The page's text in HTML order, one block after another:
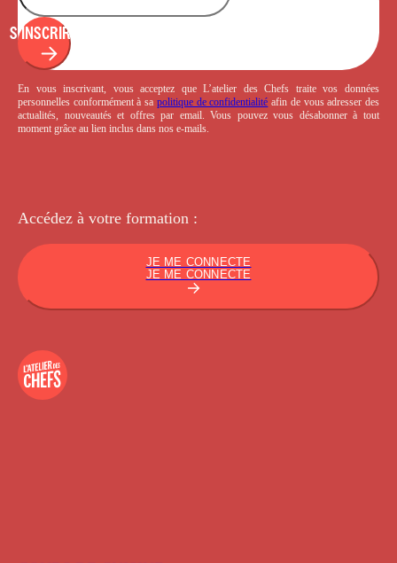
S'INSCRIRE
En vous inscrivant, vous acceptez que L’atelier des Chefs traite vos données
personnelles conformément à sa politique de confidentialité afin de vous adresser des
actualités, nouveautés et offres par email. Vous pouvez vous désabonner à tout
moment grâce au lien inclus dans nos e-mails.
Accédez à votre formation :
JE ME CONNECTE
JE ME CONNECTE